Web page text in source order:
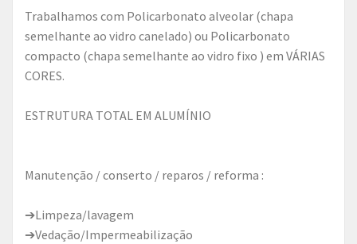
Trabalhamos com Policarbonato alveolar (chapa
semelhante ao vidro canelado) ou Policarbonato
compacto (chapa semelhante ao vidro fixo ) em VÁRIAS
CORES.
ESTRUTURA TOTAL EM ALUMÍNIO
Manutenção / conserto / reparos / reforma :
➔Limpeza/lavagem
➔Vedação/Impermeabilização